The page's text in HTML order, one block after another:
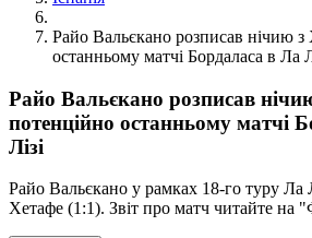
Райо Вальєкано розписав нічию
останньому матчі Бордаласа в Ла
Райо Вальєкано розписав
потенційно останньому матчі
Лізі
Райо Вальєкано у рамках 18-го туру Ла
Хетафе (1:1). Звіт про матч читайте на